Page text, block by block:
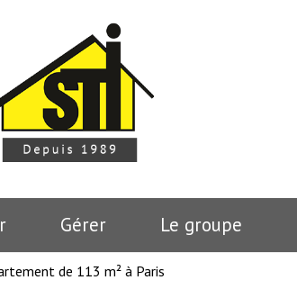
Gérer le groupe
de 113 m² à Paris